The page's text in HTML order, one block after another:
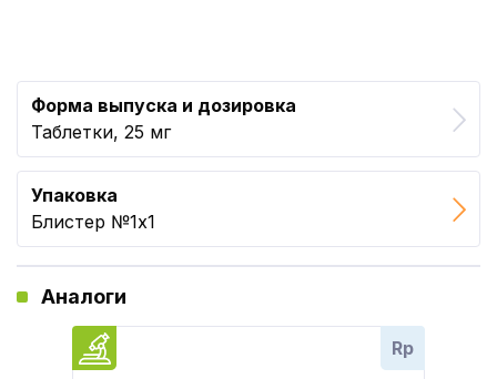
Форма выпуска и дозировка
Таблетки, 25 мг
Упаковка
Блистер №1x1
Аналоги
Rp